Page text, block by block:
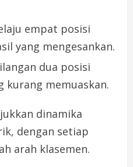
empat posisi
yang mengesankan.
dua posisi
kurang memuaskan.
dinamika
dengan setiap
arah klasemen.